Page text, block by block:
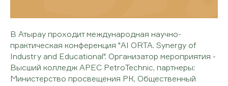
В Атырау проходит международная научно-
практическая конференция "AI ORTA. Synergy of
Industry and Educational". Организатор мероприятия -
Высший колледж APEC PetroTechnic, партнеры:
Министерство просвещения РК, Общественный